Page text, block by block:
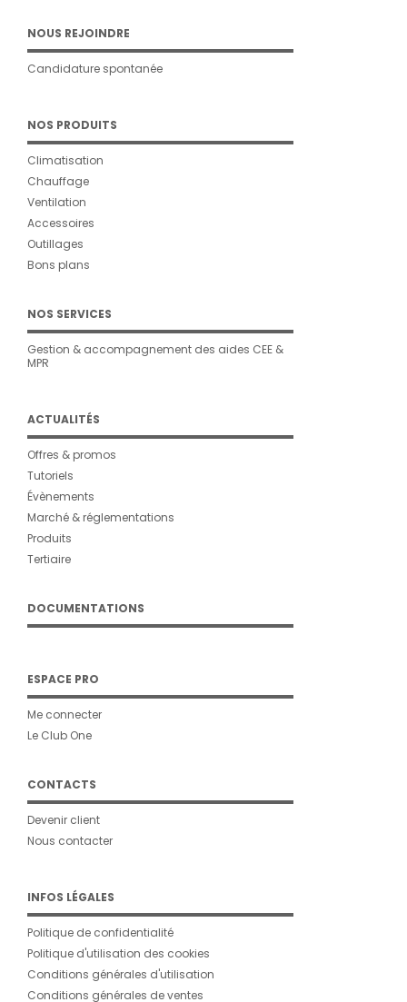
NOUS REJOINDRE
Candidature spontanée
NOS PRODUITS
Climatisation
Chauffage
Ventilation
Accessoires
Outillages
Bons plans
NOS SERVICES
Gestion & accompagnement des aides CEE &
MPR
ACTUALITÉS
Offres & promos
Tutoriels
Évènements
Marché & réglementations
Produits
Tertiaire
DOCUMENTATIONS
ESPACE PRO
Me connecter
Le Club One
CONTACTS
Devenir client
Nous contacter
INFOS LÉGALES
Politique de confidentialité
Politique d'utilisation des cookies
Conditions générales d'utilisation
Conditions générales de ventes